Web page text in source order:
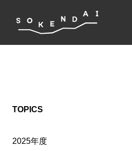
TOPICS
2025年度